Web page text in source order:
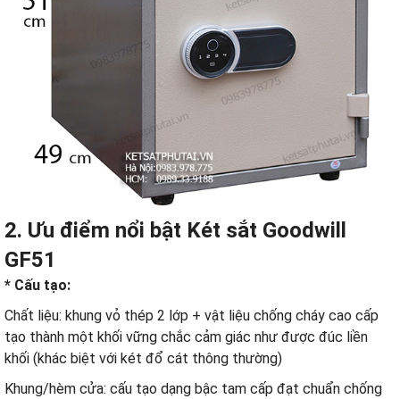
2. Ưu điểm nổi bật Két sắt Goodwill
GF51
* Cấu tạo:
Chất liệu: khung vỏ thép 2 lớp + vật liệu chống cháy cao cấp
tạo thành một khối vững chắc cảm giác như được đúc liền
khối (khác biệt với két đổ cát thông thường)
Khung/hèm cửa: cấu tạo dạng bậc tam cấp đạt chuẩn chống